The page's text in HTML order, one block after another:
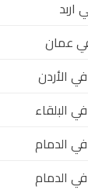
اربد
عمان
الأردن
البلقاء
الدمام
الدمام